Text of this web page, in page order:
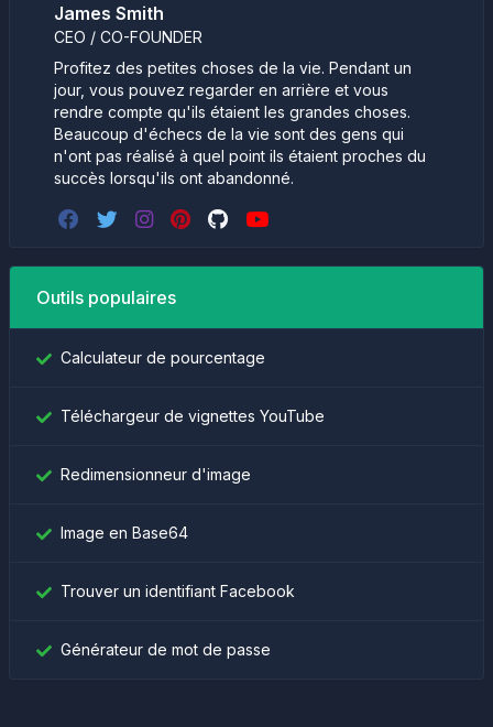
James Smith
CEO / CO-FOUNDER
Profitez des petites choses de la vie. Pendant un
jour, vous pouvez regarder en arrière et vous
rendre compte qu'ils étaient les grandes choses.
Beaucoup d'échecs de la vie sont des gens qui
n'ont pas réalisé à quel point ils étaient proches du
succès lorsqu'ils ont abandonné.
Outils populaires
Calculateur de pourcentage
Téléchargeur de vignettes YouTube
Redimensionneur d'image
Image en Base64
Trouver un identifiant Facebook
Générateur de mot de passe